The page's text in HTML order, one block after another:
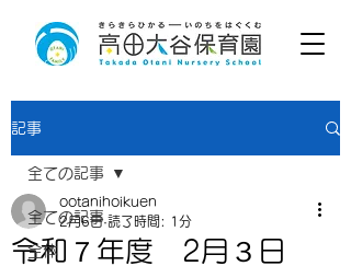
記事
全ての記事
全体
全ての記事
令和７年度 2月３日
ootanihoikuen
2月6日 読了時間: 1分